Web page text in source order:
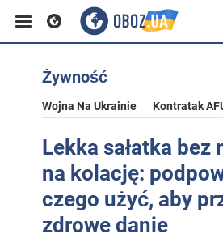
Żywność
Wojna Na Ukrainie Kontratak
Lekka sałatka bez
na kolację:
czego użyć, aby
zdrowe danie